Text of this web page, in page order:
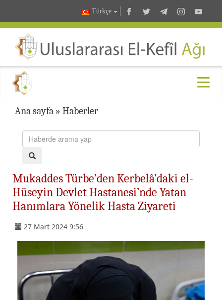
Türkçe
Ana sayfa » Haberler
Mukaddes Türbe’den Kerbelâ’daki el-
Hüseyin Devlet Hastanesi’nde Yatan
Hanımlara Yönelik Hasta Ziyareti
27 Mart 2024 9:56